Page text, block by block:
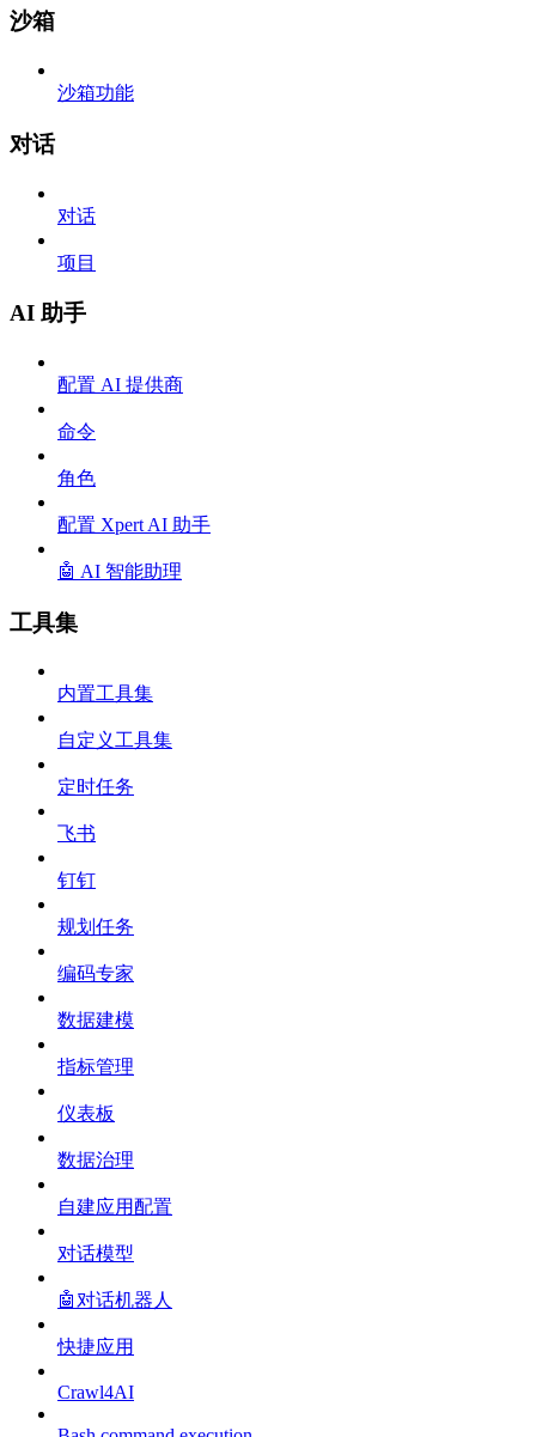
沙箱
沙箱功能
对话
对话
项目
AI 助手
配置 AI 提供商
命令
角色
配置 Xpert AI 助手
🤖 AI 智能助理
工具集
内置工具集
自定义工具集
定时任务
飞书
钉钉
规划任务
编码专家
数据建模
指标管理
仪表板
数据治理
自建应用配置
对话模型
🤖对话机器人
快捷应用
Crawl4AI